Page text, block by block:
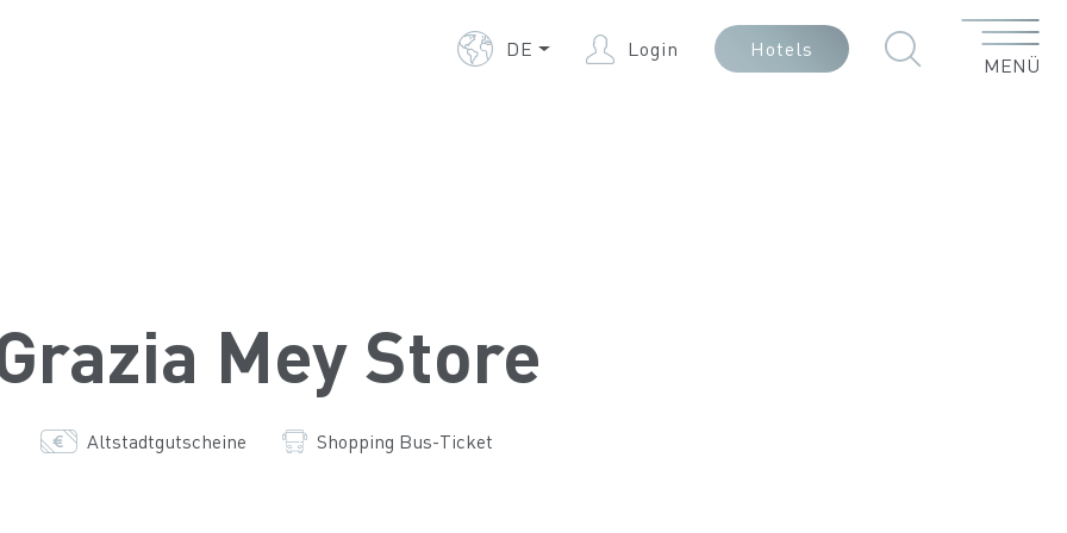
DE Login Hotels
Menü
MENÜ
Mey Store
Altstadtgutscheine Shopping Bus-Ticket